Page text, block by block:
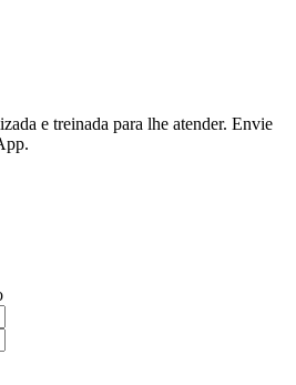
e treinada para lhe atender. Envie